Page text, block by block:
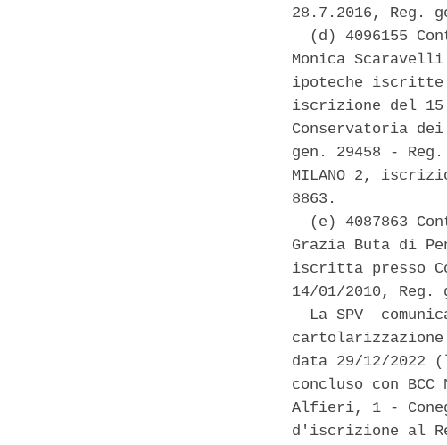
28.7.2016, Reg.
(d) 4096155
Monica
ipoteche iscritte
iscrizione del
Conservatoria
gen. 29458 -
MILANO 2,
8863.
(e) 4087863
Grazia Buta di
iscritta presso
14/01/2010,
La SPV
data 29/12/2022
concluso con
Alfieri, 1 -
d'iscrizione al